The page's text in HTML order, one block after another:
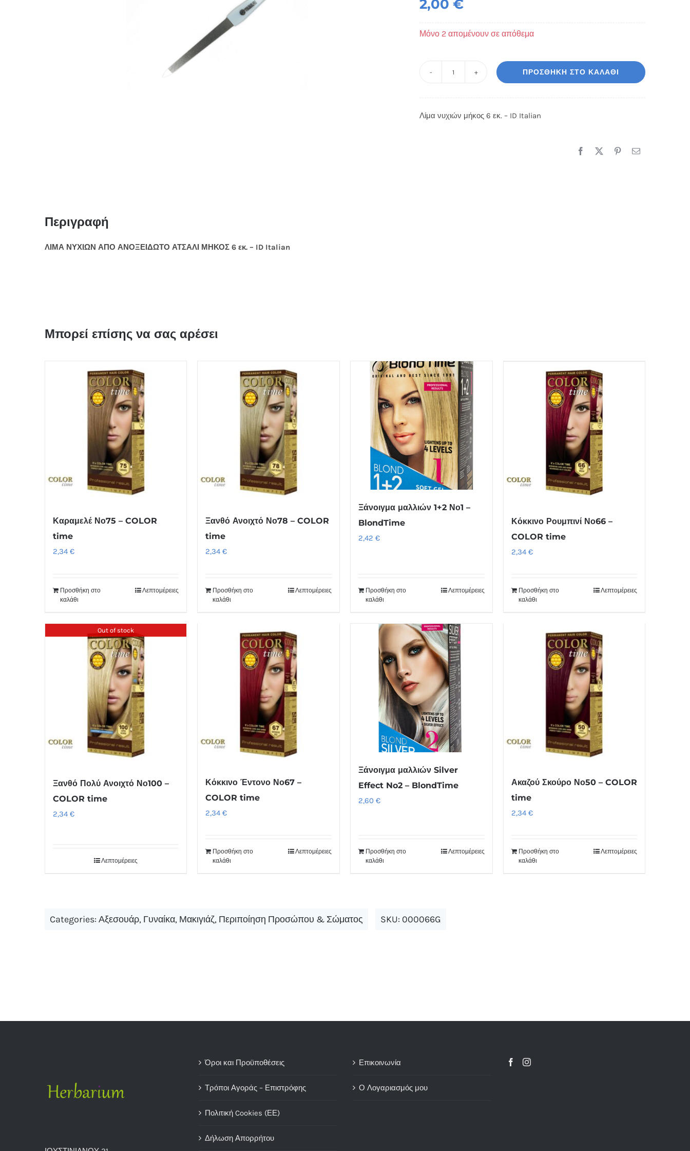
2,00€
Μόνο 2 απομένουν σε απόθεμα
ΠΡΟΣΘΉΚΗ ΣΤΟ ΚΑΛΆΘΙ
Λίμα νυχιών μήκος 6 εκ. – ID Italian
Περιγραφή
ΛΙΜΑ ΝΥΧΙΩΝ ΑΠΟ ΑΝΟΞΕΙΔΩΤΟ ΑΤΣΑΛΙ ΜΗΚΟΣ 6 εκ. – ID Italian
Μπορεί επίσης να σας αρέσει
Καραμελέ Νο75 – COLOR
time
2,34 €
Προσθήκη στο
καλάθι
Λεπτομέρειες
Ξανθό Ανοιχτό Νο78 – COLOR
time
2,34€
Προσθήκη στο
καλάθι
Λεπτομέρειες
Ξάνοιγμα μαλλιών 1+2 Νο1 –
BlondTime
2,42 €
Προσθήκη στο
καλάθι
Λεπτομέρειες
Κόκκινο Ρουμπινί Νο66 –
COLOR time
2,34 €
Προσθήκη στο
καλάθι
Λεπτομέρειες
Out of stock
Ξανθό Πολύ Ανοιχτό Νο100 –
COLOR time
2,34 €
Λεπτομέρειες
Κόκκινο Έντονο Νο67 –
COLOR time
2,34€
Προσθήκη στο
καλάθι
Λεπτομέρειες
Ξάνοιγμα μαλλιών Silver
Effect No2 – BlondTime
2,60 €
Προσθήκη στο
καλάθι
Λεπτομέρειες
Ακαζού Σκούρο Νο50 – COLOR
time
2,34 €
Προσθήκη στο
καλάθι
Λεπτομέρειες
Categories: Αξεσουάρ, Γυναίκα, Μακιγιάζ, Περιποίηση Προσώπου & Σώματος SKU: 000066G
Όροι και Προϋποθέσεις
Τρόποι Αγοράς – Επιστρόφης
Πολιτική Cookies (ΕΕ)
Δήλωση Απορρήτου
Επικοινωνία
Ο Λογαριασμός μου